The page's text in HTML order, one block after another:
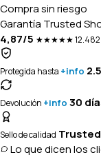
Compra sin riesgo
Garantía Trusted
4,87/5 ★★★★★
Protegida hasta +info
Devolución +info 30
Sello de calidad
Lo que dicen los